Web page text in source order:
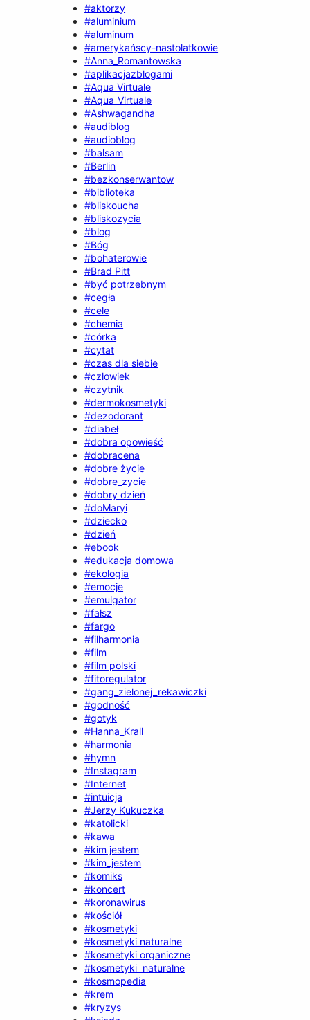
#aktorzy
#aluminium
#aluminum
#amerykańscy-nastolatkowie
#Anna_Romantowska
#aplikacjazblogami
#Aqua Virtuale
#Aqua_Virtuale
#Ashwagandha
#audiblog
#audioblog
#balsam
#Berlin
#bezkonserwantow
#biblioteka
#bliskoucha
#bliskozycia
#blog
#Bóg
#bohaterowie
#Brad Pitt
#być potrzebnym
#cegła
#cele
#chemia
#córka
#cytat
#czas dla siebie
#człowiek
#czytnik
#dermokosmetyki
#dezodorant
#diabeł
#dobra opowieść
#dobracena
#dobre życie
#dobre_zycie
#dobry dzień
#doMaryi
#dziecko
#dzień
#ebook
#edukacja domowa
#ekologia
#emocje
#emulgator
#fałsz
#fargo
#filharmonia
#film
#film polski
#fitoregulator
#gang_zielonej_rekawiczki
#godność
#gotyk
#Hanna_Krall
#harmonia
#hymn
#Instagram
#Internet
#intuicja
#Jerzy Kukuczka
#katolicki
#kawa
#kim jestem
#kim_jestem
#komiks
#koncert
#koronawirus
#kościół
#kosmetyki
#kosmetyki naturalne
#kosmetyki organiczne
#kosmetyki_naturalne
#kosmopedia
#krem
#kryzys